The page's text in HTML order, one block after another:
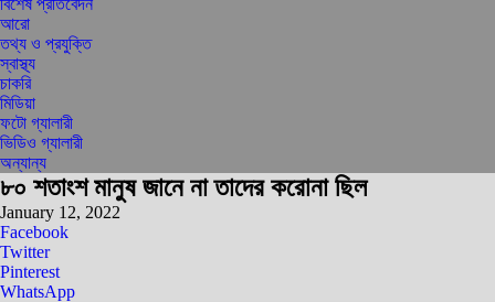
বিশেষ প্রতিবেদন
আরো
তথ্য ও প্রযুক্তি
স্বাস্থ্য
চাকরি
মিডিয়া
ফটো গ্যালারী
ভিডিও গ্যালারী
অন্যান্য
৮০ শতাংশ মানুষ জানে না তাদের করোনা ছিল
January 12, 2022
Facebook
Twitter
Pinterest
WhatsApp